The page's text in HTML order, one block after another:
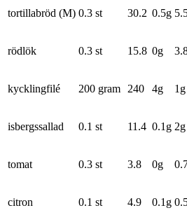
tortillabröd (M) 0.3 st 30.2 0.5g
rödlök 0.3 st 15.8 0g
kycklingfilé 200 gram 240 4g 1 g
isbergssallad 0.1 st 11.4 0.1 g 2g
tomat 0.3 st 3.8 0g
citron 0.1 st 4.9 0.1 g